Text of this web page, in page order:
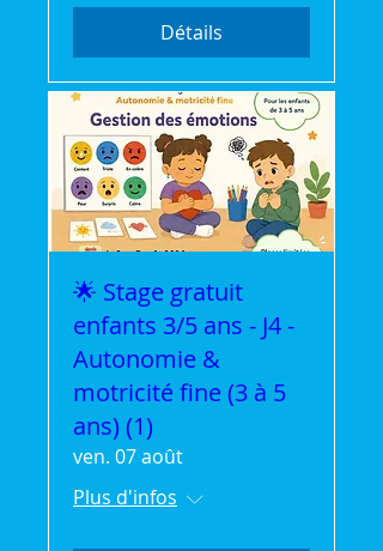
Détails
🌟 Stage gratuit
enfants 3/5 ans - J4 -
Autonomie &
motricité fine (3 à 5
ans) (1)
ven. 07 août
Plus d'infos